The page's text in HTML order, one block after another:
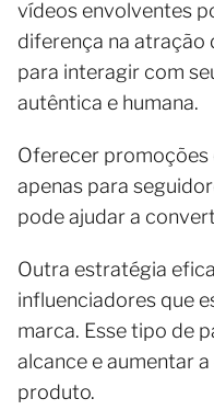
vídeos envolventes
diferença na atração
para interagir com
autêntica e humana.
Oferecer promoções
apenas para
pode ajudar a
Outra estratégia
influenciadores que
marca. Esse tipo de
alcance e aumentar
produto.